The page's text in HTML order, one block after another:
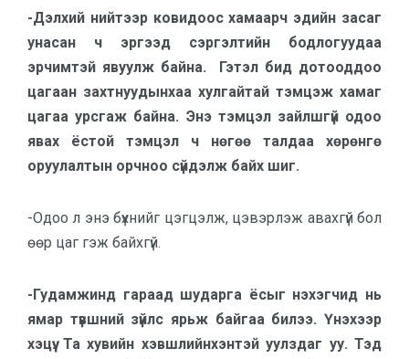
-Дэлхий нийтээр ковидоос хамаарч эдийн засаг
унасан ч эргээд сэргэлтийн бодлогуудаа
эрчимтэй явуулж байна. Гэтэл бид дотооддоо
цагаан захтнуудынхаа хулгайтай тэмцэж хамаг
цагаа урсгаж байна. Энэ тэмцэл зайлшгүй одоо
явах ёстой тэмцэл ч нөгөө талдаа хөрөнгө
оруулалтын орчноо сүйдэлж байх шиг.
-Одоо л энэ бүхнийг цэгцэлж, цэвэрлэж авахгүй бол
өөр цаг гэж байхгүй.
-Гудамжинд гараад шударга ёсыг нэхэгчид нь
ямар түвшний зүйлс ярьж байгаа билээ. Үнэхээр
хэцүү. Та хувийн хэвшлийнхэнтэй уулздаг уу. Тэд